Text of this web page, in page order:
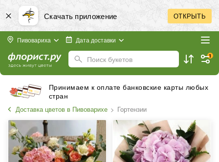
Скачать приложение ОТКРЫТЬ
Пивовариха Дата доставки
Поиск букетов 1
Принимаем к оплате банковские карты любых
стран
Доставка цветов в Пивоварихе Гортензии